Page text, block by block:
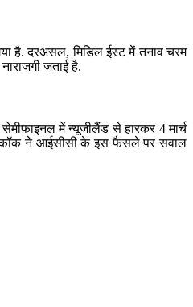
है. दरअसल, मिडिल ईस्ट में तनाव चरम
जताई है.
में न्यूजीलैंड से हारकर 4 मार्च
ने आईसीसी के इस फैसले पर सवाल